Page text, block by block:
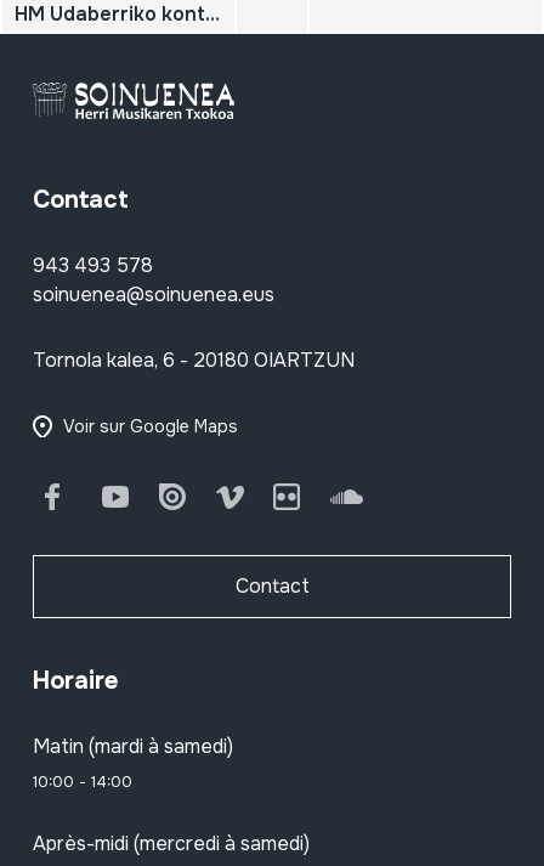
HM Udaberriko kontzertua; 2011-04-16; Oiartzun; Herri Musikaren Txokoa; Urmuli boskotea
Contact
943 493 578
soinuenea@soinuenea.eus
Tornola kalea, 6 - 20180 OIARTZUN
Voir sur Google Maps
FacebookYoutube Issuu Vimeo Flickr SoundCloud
Contact
Horaire
Matin (mardi à samedi)
10:00 - 14:00
Après-midi (mercredi à samedi)